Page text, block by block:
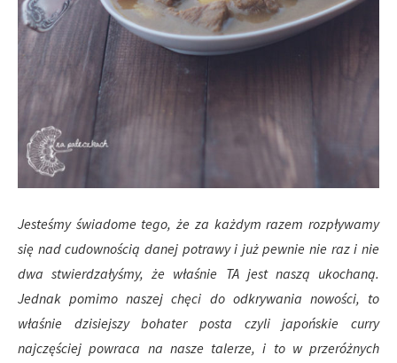
Jesteśmy świadome tego, że za każdym razem rozpływamy
się nad cudownością danej potrawy i już pewnie nie raz i nie
dwa stwierdzałyśmy, że właśnie TA jest naszą ukochaną.
Jednak pomimo naszej chęci do odkrywania nowości, to
właśnie dzisiejszy bohater posta czyli japońskie curry
najczęściej powraca na nasze talerze, i to w przeróżnych